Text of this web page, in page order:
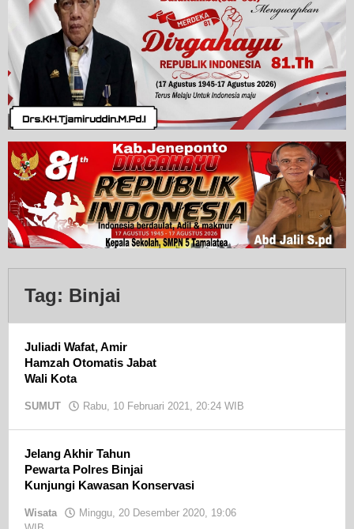
Tag: Binjai
Juliadi Wafat, Amir
Hamzah Otomatis Jabat
Wali Kota
SUMUT Rabu, 10 Februari 2021, 20:24 WIB
Jelang Akhir Tahun
Pewarta Polres Binjai
Kunjungi Kawasan Konservasi
Wisata
Minggu, 20 Desember 2020, 19:06